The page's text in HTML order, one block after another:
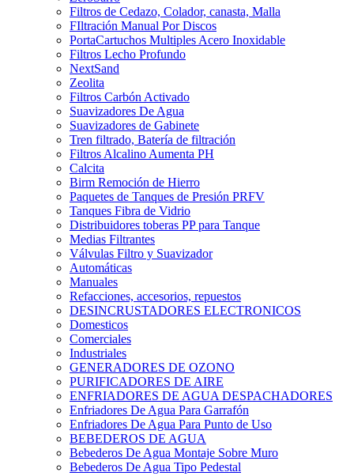
Filtros de Cedazo, Colador, canasta, Malla
FIltración Manual Por Discos
PortaCartuchos Multiples Acero Inoxidable
Filtros Lecho Profundo
NextSand
Zeolita
Filtros Carbón Activado
Suavizadores De Agua
Suavizadores de Gabinete
Tren filtrado, Batería de filtración
Filtros Alcalino Aumenta PH
Calcita
Birm Remoción de Hierro
Paquetes de Tanques de Presión PRFV
Tanques Fibra de Vidrio
Distribuidores toberas PP para Tanque
Medias Filtrantes
Válvulas Filtro y Suavizador
Automáticas
Manuales
Refacciones, accesorios, repuestos
DESINCRUSTADORES ELECTRONICOS
Domesticos
Comerciales
Industriales
GENERADORES DE OZONO
PURIFICADORES DE AIRE
ENFRIADORES DE AGUA DESPACHADORES
Enfriadores De Agua Para Garrafón
Enfriadores De Agua Para Punto de Uso
BEBEDEROS DE AGUA
Bebederos De Agua Montaje Sobre Muro
Bebederos De Agua Tipo Pedestal